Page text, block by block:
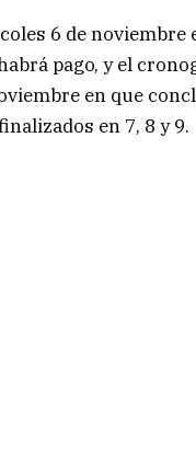
6 de noviembre
pago, y el
en que
en 7, 8 y 9.